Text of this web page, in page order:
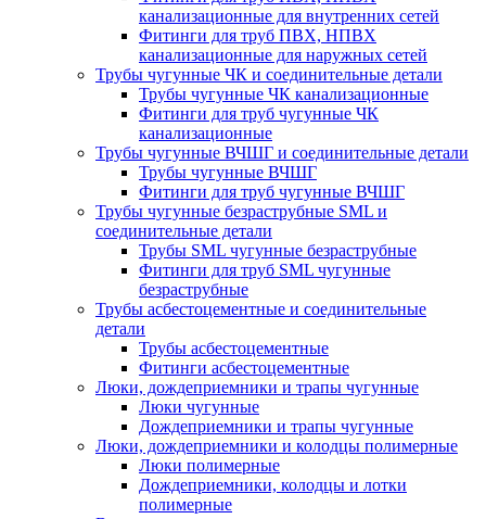
канализационные для внутренних сетей
Фитинги для труб ПВХ, НПВХ
канализационные для наружных сетей
Трубы чугунные ЧК и соединительные детали
Трубы чугунные ЧК канализационные
Фитинги для труб чугунные ЧК
канализационные
Трубы чугунные ВЧШГ и соединительные детали
Трубы чугунные ВЧШГ
Фитинги для труб чугунные ВЧШГ
Трубы чугунные безраструбные SML и
соединительные детали
Трубы SML чугунные безраструбные
Фитинги для труб SML чугунные
безраструбные
Трубы асбестоцементные и соединительные
детали
Трубы асбестоцементные
Фитинги асбестоцементные
Люки, дождеприемники и трапы чугунные
Люки чугунные
Дождеприемники и трапы чугунные
Люки, дождеприемники и колодцы полимерные
Люки полимерные
Дождеприемники, колодцы и лотки
полимерные